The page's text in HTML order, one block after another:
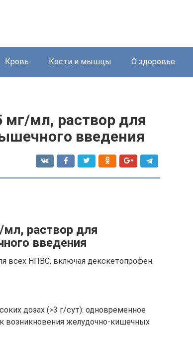
Кровь Кости и мышцы О здоровье
мл, раствор для
введения
раствор для
введения
всех НПВС, включая декскетопрофен.
дозах (>3 г/сут): одновременное
возникновения желудочно-кишечных